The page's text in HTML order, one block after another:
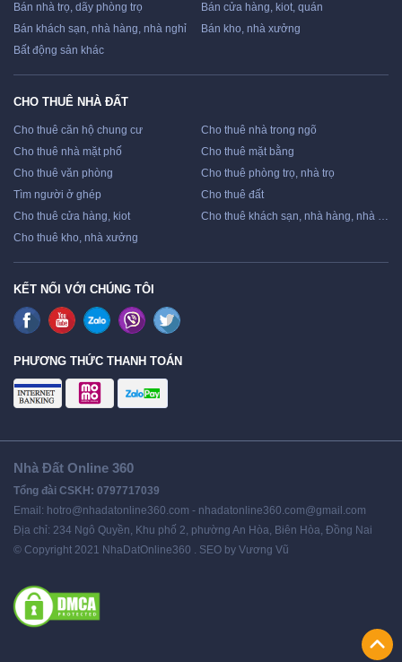
Bán nhà trọ, dãy phòng trọ
Bán cửa hàng, kiot, quán
Bán khách sạn, nhà hàng, nhà nghỉ
Bán kho, nhà xưởng
Bất động sản khác
CHO THUÊ NHÀ ĐẤT
Cho thuê căn hộ chung cư
Cho thuê nhà trong ngõ
Cho thuê nhà mặt phố
Cho thuê mặt bằng
Cho thuê văn phòng
Cho thuê phòng trọ, nhà trọ
Tìm người ở ghép
Cho thuê đất
Cho thuê cửa hàng, kiot
Cho thuê khách sạn, nhà hàng, nhà nghỉ
Cho thuê kho, nhà xưởng
KẾT NỐI VỚI CHÚNG TÔI
PHƯƠNG THỨC THANH TOÁN
Nhà Đất Online 360
Tổng đài CSKH: 0797717039
Email: hotro@nhadatonline360.com - nhadatonline360.com@gmail.com
Địa chỉ: 234 Ngô Quyền, Khu phố 2, phường An Hòa, Biên Hòa, Đồng Nai
© Copyright 2021 NhaDatOnline360 . SEO by Vương Vũ